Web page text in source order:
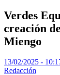
Verdes
creación
Miengo
13/02/2025 -
Redacción